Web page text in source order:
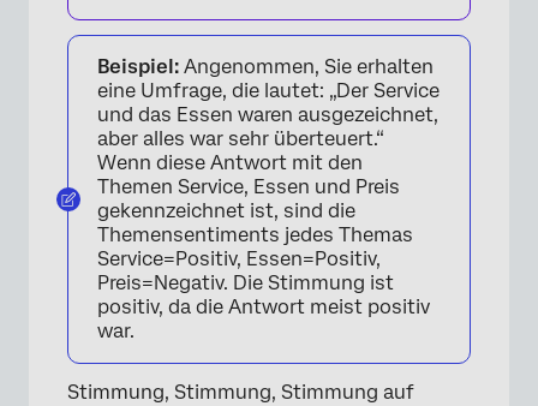
Beispiel: Angenommen, Sie erhalten
eine Umfrage, die lautet: „Der Service
und das Essen waren ausgezeichnet,
aber alles war sehr überteuert.“
Wenn diese Antwort mit den
Themen Service, Essen und Preis
gekennzeichnet ist, sind die
Themensentiments jedes Themas
Service=Positiv, Essen=Positiv,
Preis=Negativ. Die Stimmung ist
positiv, da die Antwort meist positiv
war.
Stimmung, Stimmung, Stimmung auf